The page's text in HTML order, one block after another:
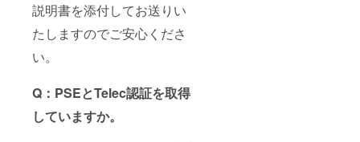
説明書を添付してお送りい
たしますのでご安心くださ
い。
Q：PSEとTelec認証を取得
していますか。